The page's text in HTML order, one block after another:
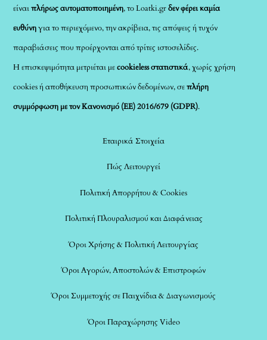
είναιπλήρως αυτοματοποιημένη, το Loatki.grδεν φέρει καμία
ευθύνηγια το περιεχόμενο, την ακρίβεια, τις απόψεις ή τυχόν
παραβιάσεις που προέρχονται από τρίτες ιστοσελίδες.
Η επισκεψιμότητα μετριέται μεcookieless στατιστικά, χωρίς χρήση
cookies ή αποθήκευση προσωπικών δεδομένων, σεπλήρη
συμμόρφωση με τον Κανονισμό (ΕΕ) 2016/679 (GDPR).
Εταιρικά Στοιχεία
Πώς Λειτουργεί
Πολιτική Απορρήτου & Cookies
Πολιτική Πλουραλισμού και Διαφάνειας
Όροι Χρήσης & Πολιτική Λειτουργίας
Όροι Αγορών, Αποστολών & Επιστροφών
Όροι Συμμετοχής σε Παιχνίδια & Διαγωνισμούς
Όροι Παραχώρησης Video